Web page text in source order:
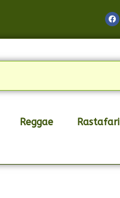
Reggae Rastafari